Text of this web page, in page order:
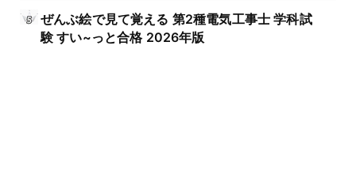
ぜんぶ絵で見て覚える 第2種電気工事士 学科試
験 すい~っと合格 2026年版